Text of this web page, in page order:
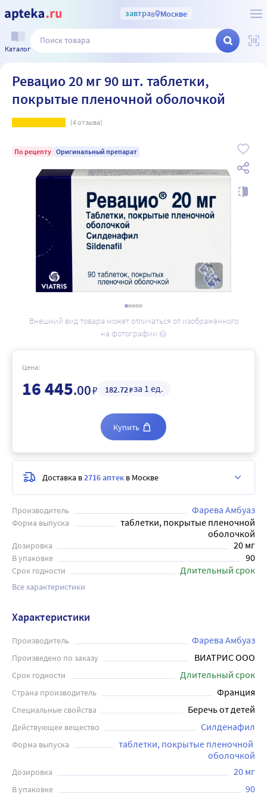
завтрав Москве
Каталог
Ревацио 20 мг 90 шт. таблетки,
покрытые пленочной оболочкой
(4отзыва)
По рецепту Оригинальный препарат
Внешний вид товара может отличаться от изображённого
на фотографии
Производитель Фарева Амбуаз
Форма выпуска
таблетки, покрытые пленочной
оболочкой
Дозировка 20 мг
В упаковке 90
Срок годности Длительный срок
Все характеристики
Цена:
16 445.00₽ 182.72₽за 1 ед.
Купить
Доставка в2716 аптек в Москве
Характеристики
Производитель Фарева Амбуаз
Произведено по заказу ВИАТРИС ООО
Срок годности Длительный срок
Страна производитель Франция
Специальные свойства Беречь от детей
Действующее вещество Силденафил
Форма выпуска
таблетки, покрытые пленочной
оболочкой
Дозировка 20 мг
В упаковке 90